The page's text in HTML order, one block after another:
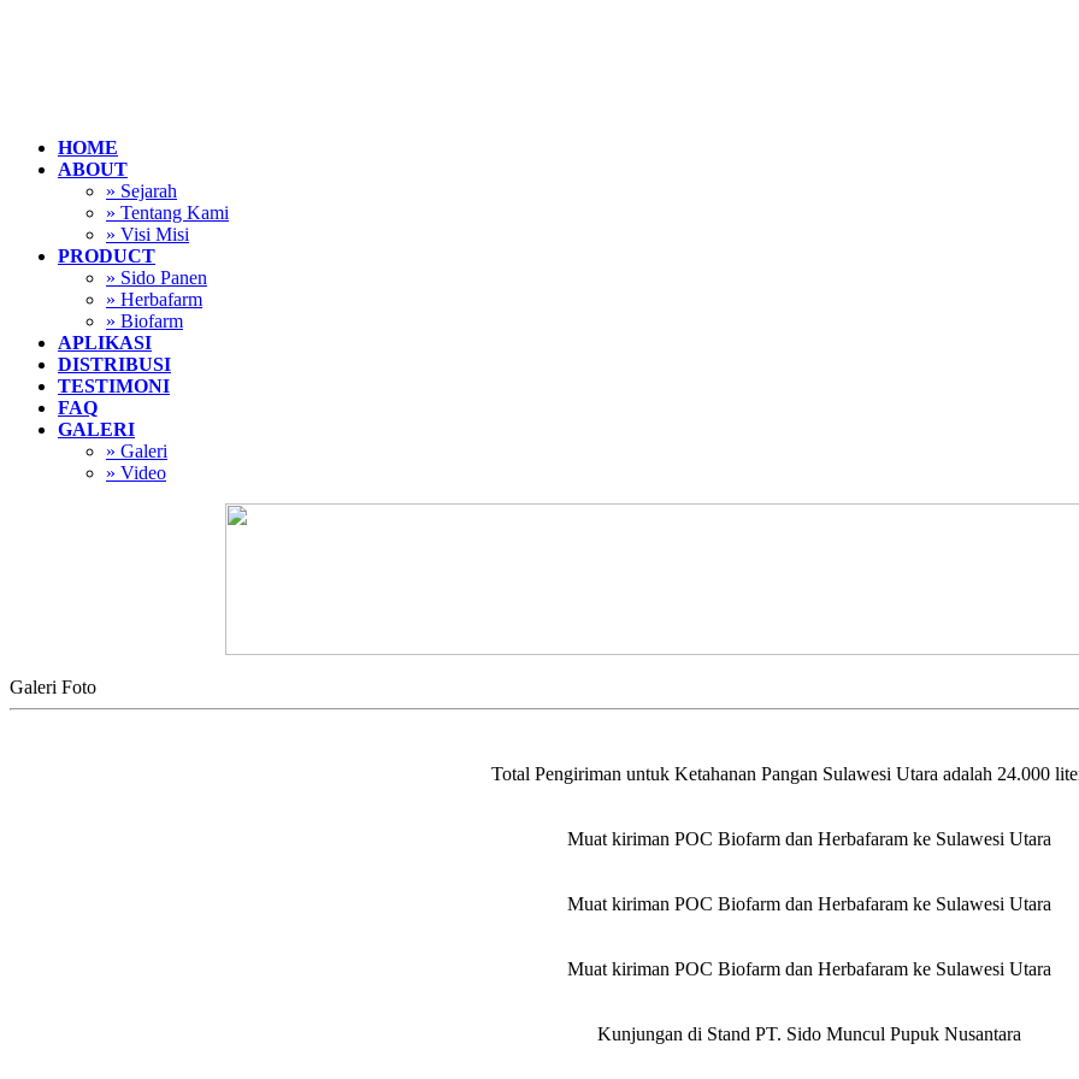
HOME
ABOUT
» Sejarah
» Tentang Kami
» Visi Misi
PRODUCT
» Sido Panen
» Herbafarm
» Biofarm
APLIKASI
DISTRIBUSI
TESTIMONI
FAQ
GALERI
» Galeri
» Video
Galeri Foto
Total Pengiriman untuk Ketahanan Pangan Sulawesi Utara adalah 24.000
Muat kiriman POC Biofarm dan Herbafaram ke Sulawesi Utara
Muat kiriman POC Biofarm dan Herbafaram ke Sulawesi Utara
Muat kiriman POC Biofarm dan Herbafaram ke Sulawesi Utara
Kunjungan di Stand PT. Sido Muncul Pupuk Nusantara